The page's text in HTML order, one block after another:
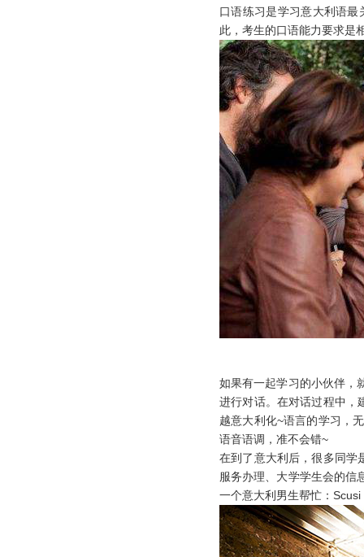
口语练习是学习意大利语
此，考生的口语能力要求是
如果有一起学习的小伙伴，
进行对话。在对话过程中，
越意大利化~语言的学习，
语音语调，准不会错~
在到了意大利后，很多同学
服务办理、大学学生会的信
一个意大利男生帮忙：